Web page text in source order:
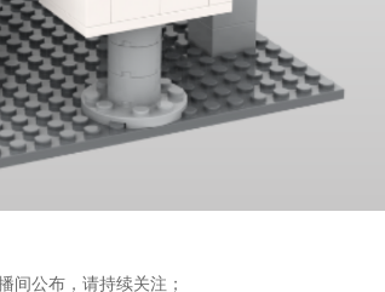
间公布，请持续关注；